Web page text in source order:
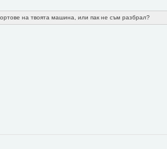
на твоята машина, или пак не съм разбрал?